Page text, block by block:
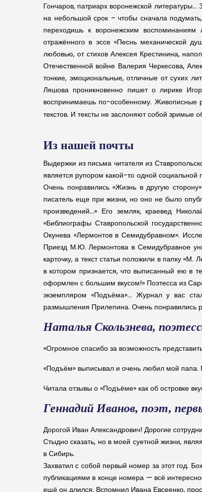
Гончаров, патриарх воронежской литературы…
на небольшой срок – чтобы сначала
переходишь к воронежским воспоминаниям
отражённого в эссе «Песнь механической
любовью, от стихов Алексея Крестинина,
Отечественной войне Валерия Черкесова,
тонкие, эмоциональные, отличные от сухих
Ляшова проникновенно пишет о лирике
воспринимаешь по-особенному. Живописные
текстов. И тексты не заслоняют собой зримые
Из нашей почты
Выдержки из письма читателя из
является рупором какой-то одной социальной
Очень понравились «Жизнь в другую
писатель еще при жизни, но оно не было
произведений…» Его земляк, краевед
«Библиографы Ставропольской
Окунева «Лермонтов в Семидубравном».
Приезд М.Ю. Лермонтова в Семидубравное
карточку, а текст статьи положили в папку
в котором признается, что выписанный ею в
оформлен с большим вкусом!» Поэтесса из
экземпляром «Подъёма»… Журнал у вас
размышления Прилепина. Очень понравились
Наталья Скользнева,
«Огромное спасибо за возможность
«Подъём» выписывал и очень любил мой папа.
Читала отзывы о «Подъёме» как об островке
Геннадий Иванов, поэт,
Дорогой Иван Александрович! Дорогие
Стыдно сказать, но в моей суетной жизни,
в Сибирь.
Захватил с собой первый номер за этот год.
публикациями в конце номера — всё
ещё он длился. Вспомнил Ивана Евсеенко,